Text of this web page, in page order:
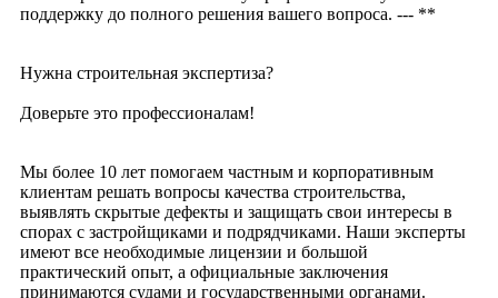
поддержку до полного решения вашего вопроса. --- **
Нужна строительная экспертиза?
Доверьте это профессионалам!
Мы более 10 лет помогаем частным и корпоративным
клиентам решать вопросы качества строительства,
выявлять скрытые дефекты и защищать свои интересы в
спорах с застройщиками и подрядчиками. Наши эксперты
имеют все необходимые лицензии и большой
практический опыт, а официальные заключения
принимаются судами и государственными органами.